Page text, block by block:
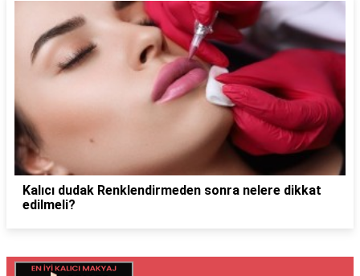
Kalıcı dudak Renklendirmeden sonra nelere dikkat
edilmeli?